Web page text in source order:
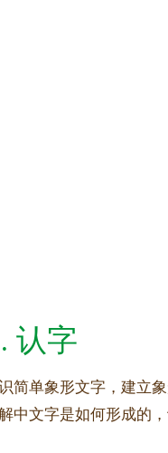
认字
简单象形文字，建立
中文字是如何形成的，